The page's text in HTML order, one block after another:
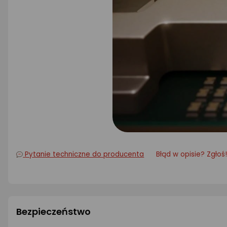
Pytanie techniczne do producenta Błąd w opisie? Zgłoś!
Bezpieczeństwo